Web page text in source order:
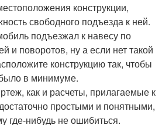
конструкции,
свободного подъезда к ней.
подъезжал к навесу по
и поворотов, ну а если нет такой
конструкцию так, чтобы
в минимуме.
как и расчеты, прилагаемые к
простыми и понятными,
где-нибудь не ошибиться.